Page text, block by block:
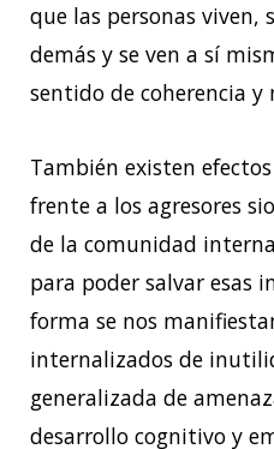
que las personas viven,
demás y se ven a sí
sentido de coherencia
También existen
frente a los agresores
de la comunidad
para poder salvar esas
forma se nos
internalizados de
generalizada de
desarrollo cognitivo y